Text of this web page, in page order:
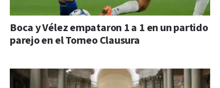
Boca y Vélez empataron 1 a 1 en un partido
parejo en el Torneo Clausura